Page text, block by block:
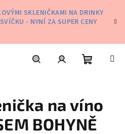
SKLENIČKAMI NA DRINKY
- NYNÍ ZA SUPER CENY
košík
na víno
BOHYNĚ